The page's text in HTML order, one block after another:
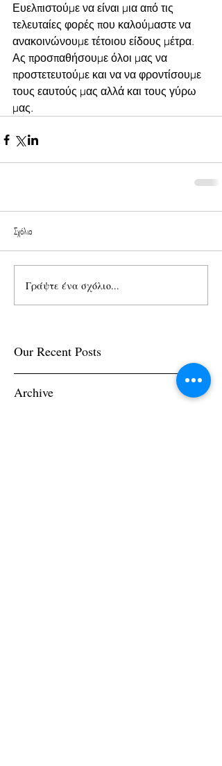
Ευελπιστούμε να είναι μια από τις
τελευταίες φορές που καλούμαστε να
ανακοινώνουμε τέτοιου είδους μέτρα.
Ας προσπαθήσουμε όλοι μας να
προστετευτούμε και να να φροντίσουμε
τους εαυτούς μας αλλά και τους γύρω
μας.
Σχόλια
Γράψτε ένα σχόλιο...
Our Recent Posts
Archive